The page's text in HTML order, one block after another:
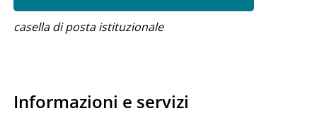
casella di posta istituzionale
Informazioni e servizi